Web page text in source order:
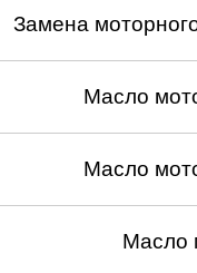
Замена
Масло
Масло
Масло